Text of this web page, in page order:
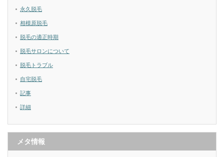
永久脱毛
相模原脱毛
脱毛の適正時期
脱毛サロンについて
脱毛トラブル
自宅脱毛
記事
詳細
メタ情報